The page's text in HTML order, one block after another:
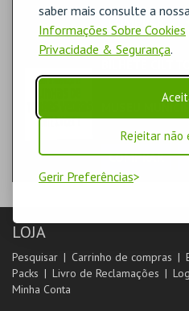
saber mais consulte a nossa
Informações Sobre Cookies
Privacidade & Segurança.
Rejeitar não
Gerir Preferências
FORMAÇÃO &
MUSEU
COMPRAR
LOJA
Pesquisar Carrinho de compras
Packs
Livro de Reclamações
Minha Conta